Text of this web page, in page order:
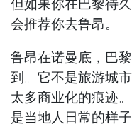
但如果你在巴黎待
会推荐你去鲁昂。
鲁昂在诺曼底，巴
到。它不是旅游城
太多商业化的痕迹
是当地人日常的样子